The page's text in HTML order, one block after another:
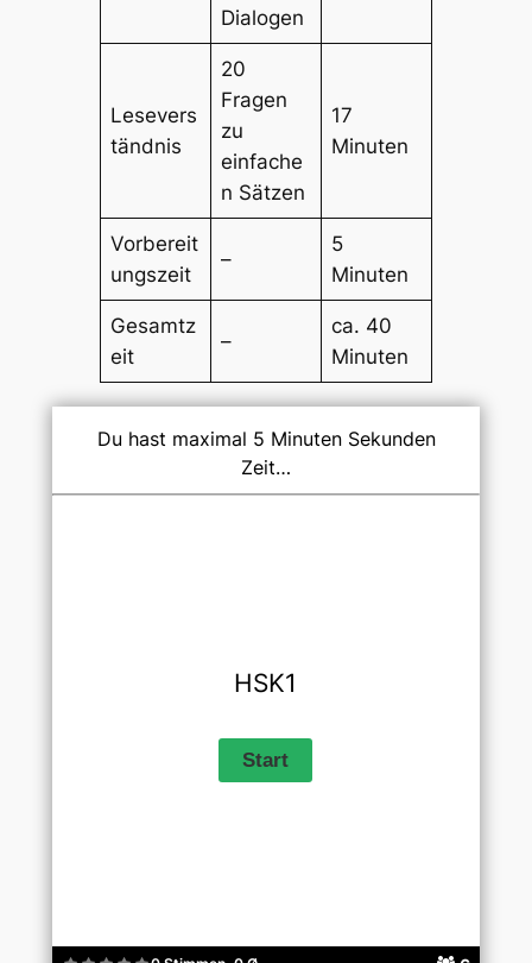
Dialogen
Lesevers
tändnis
20
Fragen
zu
einfache
n Sätzen
17
Minuten
Vorbereit
ungszeit
–
5
Minuten
Gesamtz
eit
–
ca. 40
Minuten
Du hast maximal 5 Minuten Sekunden
Zeit…
HSK1